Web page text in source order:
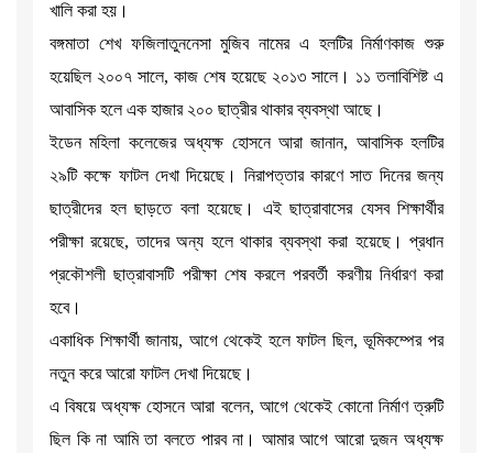
খালি করা হয়।
বঙ্গমাতা শেখ ফজিলাতুননেসা মুজিব নামের এ হলটির নির্মাণকাজ শুরু
হয়েছিল ২০০৭ সালে, কাজ শেষ হয়েছে ২০১৩ সালে। ১১ তলাবিশিষ্ট এ
আবাসিক হলে এক হাজার ২০০ ছাত্রীর থাকার ব্যবস্থা আছে।
ইডেন মহিলা কলেজের অধ্যক্ষ হোসনে আরা জানান, আবাসিক হলটির
২৯টি কক্ষে ফাটল দেখা দিয়েছে। নিরাপত্তার কারণে সাত দিনের জন্য
ছাত্রীদের হল ছাড়তে বলা হয়েছে। এই ছাত্রাবাসের যেসব শিক্ষার্থীর
পরীক্ষা রয়েছে, তাদের অন্য হলে থাকার ব্যবস্থা করা হয়েছে। প্রধান
প্রকৌশলী ছাত্রাবাসটি পরীক্ষা শেষ করলে পরবর্তী করণীয় নির্ধারণ করা
হবে।
একাধিক শিক্ষার্থী জানায়, আগে থেকেই হলে ফাটল ছিল, ভূমিকম্পের পর
নতুন করে আরো ফাটল দেখা দিয়েছে।
এ বিষয়ে অধ্যক্ষ হোসনে আরা বলেন, আগে থেকেই কোনো নির্মাণ ত্রুটি
ছিল কি না আমি তা বলতে পারব না। আমার আগে আরো দুজন অধ্যক্ষ